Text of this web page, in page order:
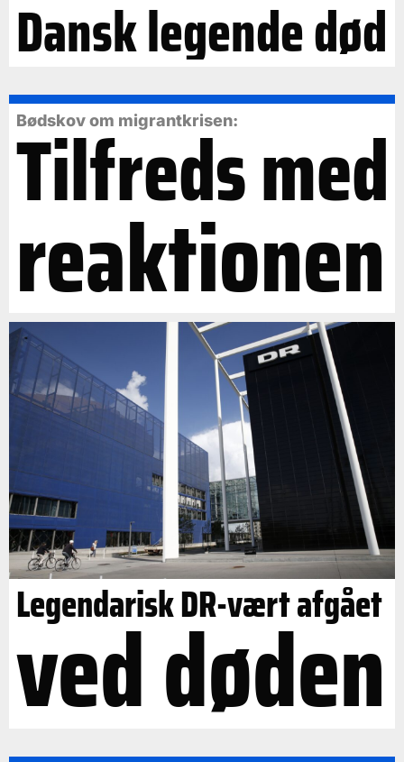
Dansk legende død
Bødskov om migrantkrisen:
Tilfreds med
reaktionen
Legendarisk DR-vært afgået
ved døden